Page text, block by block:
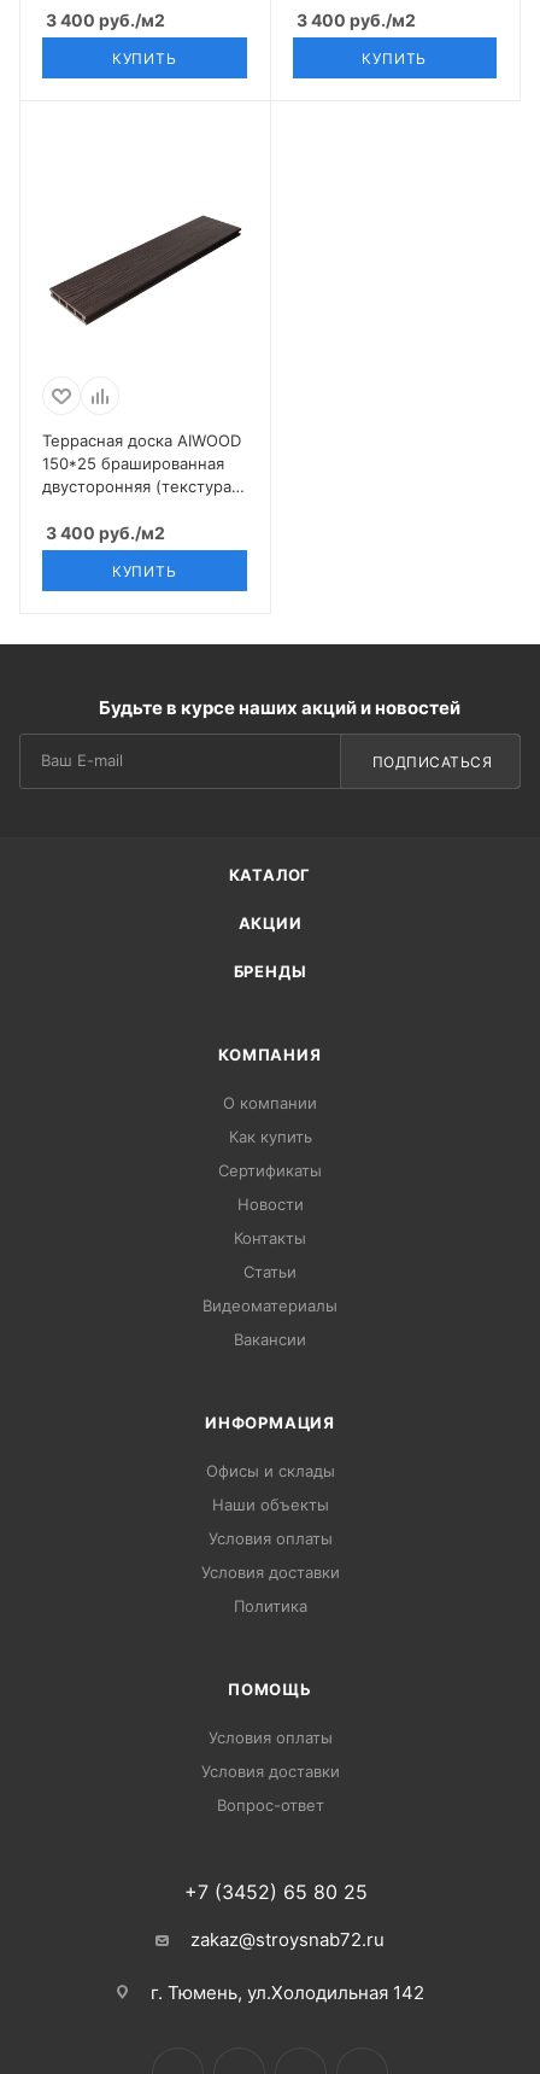
3 400 руб./м2
КУПИТЬ
3 400 руб./м2
КУПИТЬ
Террасная доска AIWOOD
150*25 брашированная
двусторонняя (текстура
3 400 руб./м2
КУПИТЬ
Будьте в курсе наших акций и новостей
ПОДПИСАТЬСЯ
КАТАЛОГ
АКЦИИ
БРЕНДЫ
КОМПАНИЯ
О компании
Как купить
Сертификаты
Новости
Контакты
Статьи
Видеоматериалы
Вакансии
ИНФОРМАЦИЯ
Офисы и склады
Наши объекты
Условия оплаты
Условия доставки
Политика
ПОМОЩЬ
Условия оплаты
Условия доставки
Вопрос-ответ
+7 (3452) 65 80 25
zakaz@stroysnab72.ru
г. Тюмень, ул.Холодильная 142